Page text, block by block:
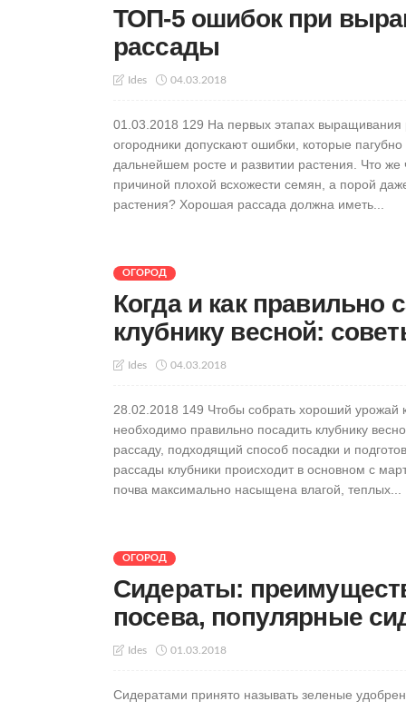
ТОП-5 ошибок при
рассады
Ides 04.03.2018
01.03.2018 129 На первых этапах выращивания
огородники допускают ошибки, которые
дальнейшем росте и развитии растения. Что же
причиной плохой всхожести семян, а порой
растения? Хорошая рассада должна иметь...
ОГОРОД
Когда и как правильно
клубнику весной:
Ides 04.03.2018
28.02.2018 149 Чтобы собрать хороший урожай
необходимо правильно посадить клубнику
рассаду, подходящий способ посадки и
рассады клубники происходит в основном с
почва максимально насыщена влагой, теплых...
ОГОРОД
Сидераты:
посева, популярные
Ides 01.03.2018
Сидератами принято называть зеленые